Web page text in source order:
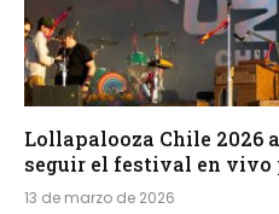
Lollapalooza Chile 2026
seguir el festival en vivo
13 de marzo de 2026